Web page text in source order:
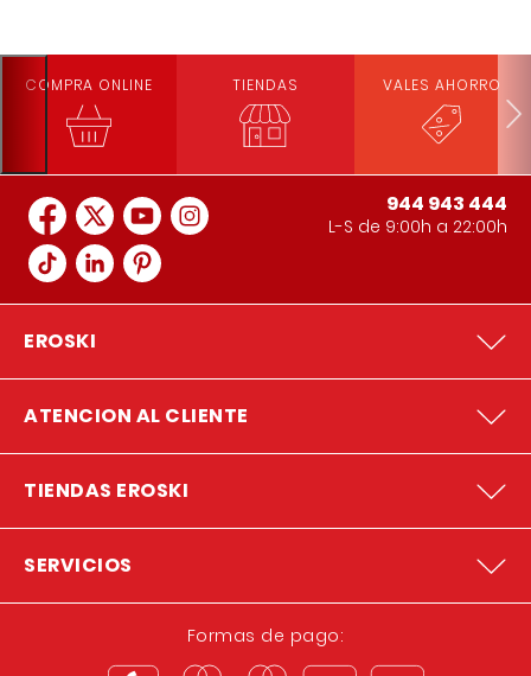
COMPRA ONLINE TIENDAS VALES AHORRO
944 943 444
L-S de 9:00h a 22:00h
EROSKI
ATENCION AL CLIENTE
TIENDAS EROSKI
SERVICIOS
Formas de pago: